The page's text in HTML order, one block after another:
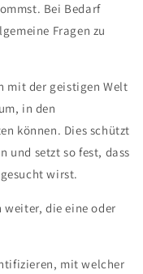
Bei Bedarf
Fragen zu
mit der geistigen Welt
in den
können. Dies schützt
und setzt so fest, dass
wirst.
weiter, die eine oder
mit welcher